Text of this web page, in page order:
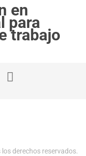
en
para
trabajo
los derechos reservados.